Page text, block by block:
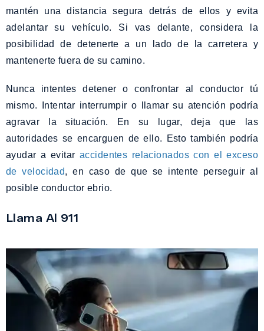
mantén una distancia segura detrás de ellos y evita
adelantar su vehículo. Si vas delante, considera la
posibilidad de detenerte a un lado de la carretera y
mantenerte fuera de su camino.
Nunca intentes detener o confrontar al conductor tú
mismo. Intentar interrumpir o llamar su atención podría
agravar la situación. En su lugar, deja que las
autoridades se encarguen de ello. Esto también podría
ayudar a evitar accidentes relacionados con el exceso
de velocidad, en caso de que se intente perseguir al
posible conductor ebrio.
Llama Al 911